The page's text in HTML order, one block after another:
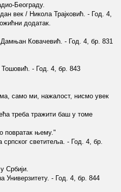
Београду.
век / Никола Трајковић. - Год. 4,
додатак.
Ковачевић. - Год. 4, бр. 831
- Год. 4, бр. 843
само ми, нажалост, нисмо увек
треба тражити баш у томе
повратак њему."
светитеља. - Год. 4, бр.
Србији.
Универзитету. - Год. 4, бр. 844